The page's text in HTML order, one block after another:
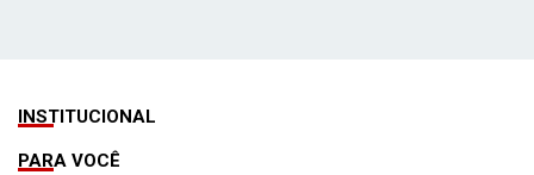
INSTITUCIONAL
PARA VOCÊ